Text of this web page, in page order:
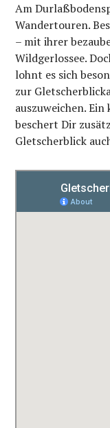
Am
Wandertouren.
– mit ihrer
Wildgerlossee.
lohnt es sich
zur
auszuweichen.
beschert Dir
Gletscherblick